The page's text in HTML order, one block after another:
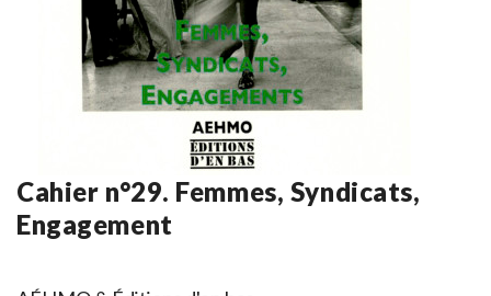
Cahier n°29. Femmes, Syndicats,
Engagement